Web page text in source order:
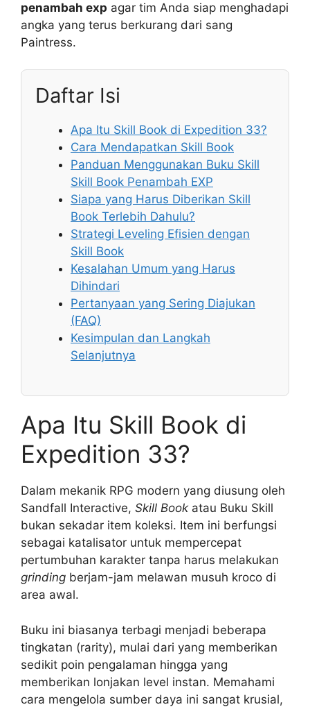
penambah exp agar tim Anda siap menghadapi
angka yang terus berkurang dari sang
Paintress.
Daftar Isi
Apa Itu Skill Book di Expedition 33?
Cara Mendapatkan Skill Book
Panduan Menggunakan Buku Skill
Skill Book Penambah EXP
Siapa yang Harus Diberikan Skill
Book Terlebih Dahulu?
Strategi Leveling Efisien dengan
Skill Book
Kesalahan Umum yang Harus
Dihindari
Pertanyaan yang Sering Diajukan
(FAQ)
Kesimpulan dan Langkah
Selanjutnya
Apa Itu Skill Book di
Expedition 33?
Dalam mekanik RPG modern yang diusung oleh
Sandfall Interactive, Skill Book atau Buku Skill
bukan sekadar item koleksi. Item ini berfungsi
sebagai katalisator untuk mempercepat
pertumbuhan karakter tanpa harus melakukan
grinding berjam-jam melawan musuh kroco di
area awal.
Buku ini biasanya terbagi menjadi beberapa
tingkatan (rarity), mulai dari yang memberikan
sedikit poin pengalaman hingga yang
memberikan lonjakan level instan. Memahami
cara mengelola sumber daya ini sangat krusial,